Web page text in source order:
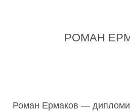
РОМАН
Роман Ермаков —